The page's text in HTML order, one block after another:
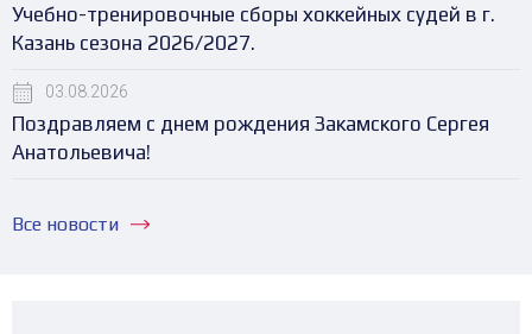
Учебно-тренировочные сборы хоккейных судей в г.
Казань сезона 2026/2027.
03.08.2026
Поздравляем с днем рождения Закамского Сергея
Анатольевича!
Все новости